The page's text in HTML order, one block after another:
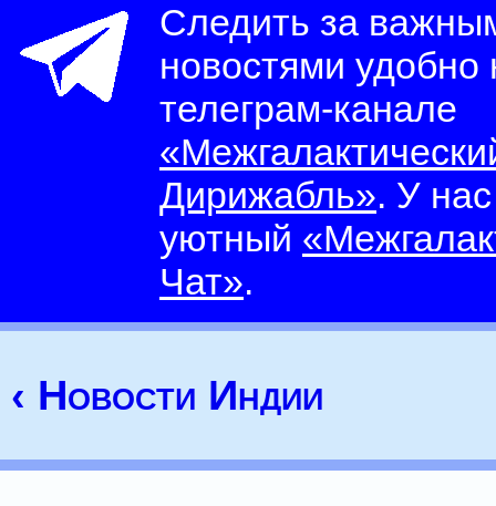
Следить за
новостями
телеграм-канале
Дирижабль». У
уютный
Чат».
‹ Новости Индии